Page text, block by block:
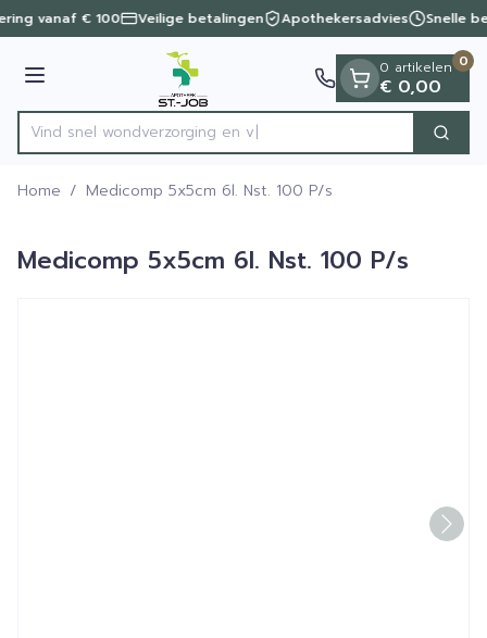
Ga naar de inhoud
1 van 1
vanaf € 100 Veilige betalingen Apothekersadvies Snelle
Menu
Product, merk, categorie...
Vind snel wondverzorg Zoek
0 artikelen
€ 0,00
0
Home / Medicomp 5x5cm 6l. Nst. 100 P/s
Medicomp 5x5cm 6l. Nst. 100 P/s